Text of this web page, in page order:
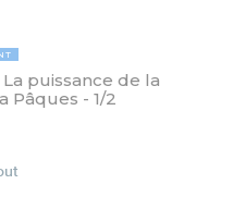
puissance de la
Pâques - 1/2